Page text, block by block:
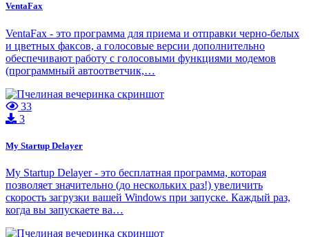
VentaFax
VentaFax - это программа для приема и отправки черно-белых
и цветных факсов, а голосовые версии дополнительно
обеспечивают работу с голосовыми функциями модемов
(программный автоответчик,…
33
3
My Startup Delayer
My Startup Delayer - это бесплатная программа, которая
позволяет значительно (до нескольких раз!) увеличить
скорость загрузки вашей Windows при запуске. Каждый раз,
когда вы запускаете ва…